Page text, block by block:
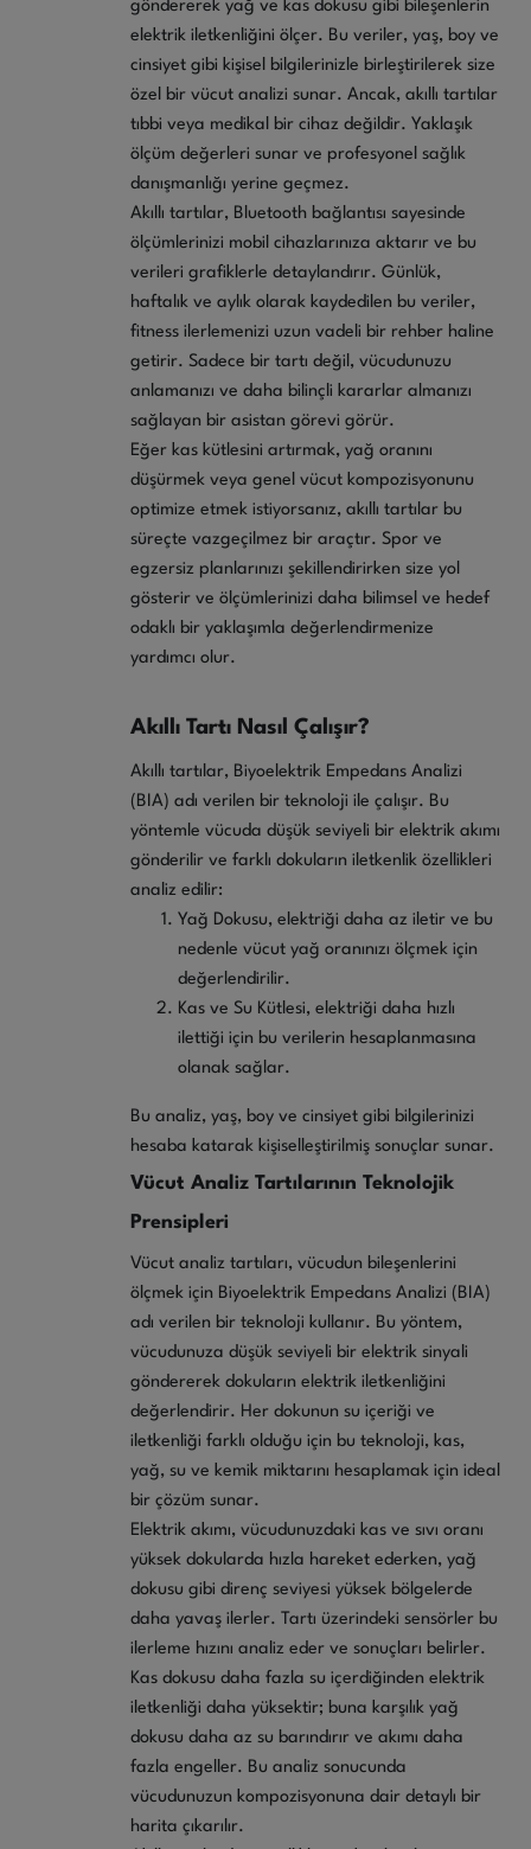
göndererek yağ ve kas dokusu gibi bileşenlerin
elektrik iletkenliğini ölçer. Bu veriler, yaş, boy ve
cinsiyet gibi kişisel bilgilerinizle birleştirilerek size
özel bir vücut analizi sunar. Ancak, akıllı tartılar
tıbbi veya medikal bir cihaz değildir. Yaklaşık
ölçüm değerleri sunar ve profesyonel sağlık
danışmanlığı yerine geçmez.
Akıllı tartılar, Bluetooth bağlantısı sayesinde
ölçümlerinizi mobil cihazlarınıza aktarır ve bu
verileri grafiklerle detaylandırır. Günlük,
haftalık ve aylık olarak kaydedilen bu veriler,
fitness ilerlemenizi uzun vadeli bir rehber haline
getirir. Sadece bir tartı değil, vücudunuzu
anlamanızı ve daha bilinçli kararlar almanızı
sağlayan bir asistan görevi görür.
Eğer kas kütlesini artırmak, yağ oranını
düşürmek veya genel vücut kompozisyonunu
optimize etmek istiyorsanız, akıllı tartılar bu
süreçte vazgeçilmez bir araçtır. Spor ve
egzersiz planlarınızı şekillendirirken size yol
gösterir ve ölçümlerinizi daha bilimsel ve hedef
odaklı bir yaklaşımla değerlendirmenize
yardımcı olur.
Akıllı Tartı Nasıl Çalışır?
Akıllı tartılar, Biyoelektrik Empedans Analizi
(BIA) adı verilen bir teknoloji ile çalışır. Bu
yöntemle vücuda düşük seviyeli bir elektrik akımı
gönderilir ve farklı dokuların iletkenlik özellikleri
analiz edilir:
Yağ Dokusu, elektriği daha az iletir ve bu
nedenle vücut yağ oranınızı ölçmek için
değerlendirilir.
Kas ve Su Kütlesi, elektriği daha hızlı
ilettiği için bu verilerin hesaplanmasına
olanak sağlar.
Bu analiz, yaş, boy ve cinsiyet gibi bilgilerinizi
hesaba katarak kişiselleştirilmiş sonuçlar sunar.
Vücut Analiz Tartılarının Teknolojik
Prensipleri
Vücut analiz tartıları, vücudun bileşenlerini
ölçmek için Biyoelektrik Empedans Analizi (BIA)
adı verilen bir teknoloji kullanır. Bu yöntem,
vücudunuza düşük seviyeli bir elektrik sinyali
göndererek dokuların elektrik iletkenliğini
değerlendirir. Her dokunun su içeriği ve
iletkenliği farklı olduğu için bu teknoloji, kas,
yağ, su ve kemik miktarını hesaplamak için ideal
bir çözüm sunar.
Elektrik akımı, vücudunuzdaki kas ve sıvı oranı
yüksek dokularda hızla hareket ederken, yağ
dokusu gibi direnç seviyesi yüksek bölgelerde
daha yavaş ilerler. Tartı üzerindeki sensörler bu
ilerleme hızını analiz eder ve sonuçları belirler.
Kas dokusu daha fazla su içerdiğinden elektrik
iletkenliği daha yüksektir; buna karşılık yağ
dokusu daha az su barındırır ve akımı daha
fazla engeller. Bu analiz sonucunda
vücudunuzun kompozisyonuna dair detaylı bir
harita çıkarılır.